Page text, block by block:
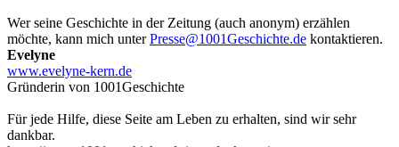
Wer seine Geschichte in der Zeitung (auch anonym) erzählen
möchte, kann mich unterPresse@1001Geschichte.de kontaktieren.
Evelyne
www.evelyne-kern.de
Gründerin von 1001Geschichte
Für jede Hilfe, diese Seite am Leben zu erhalten, sind wir sehr
dankbar.